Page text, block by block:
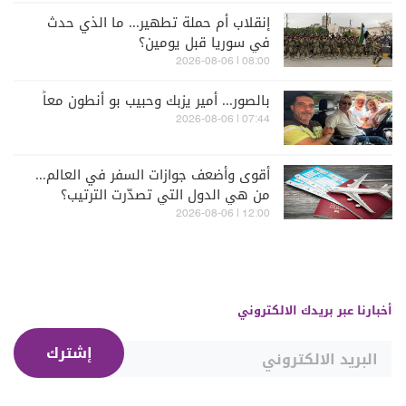
إنقلاب أم حملة تطهير... ما الذي حدث
في سوريا قبل يومين؟
08:00 | 2026-08-06
بالصور... أمير يزبك وحبيب بو أنطون معاً
07:44 | 2026-08-06
أقوى وأضعف جوازات السفر في العالم...
من هي الدول التي تصدّرت الترتيب؟
12:00 | 2026-08-06
أخبارنا عبر بريدك الالكتروني
إشترك